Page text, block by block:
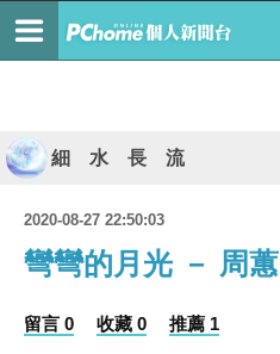
細 水 長 流
2020-08-27 22:50:03
彎彎的月光 － 周蕙
留言 0 收藏 0 推薦 1